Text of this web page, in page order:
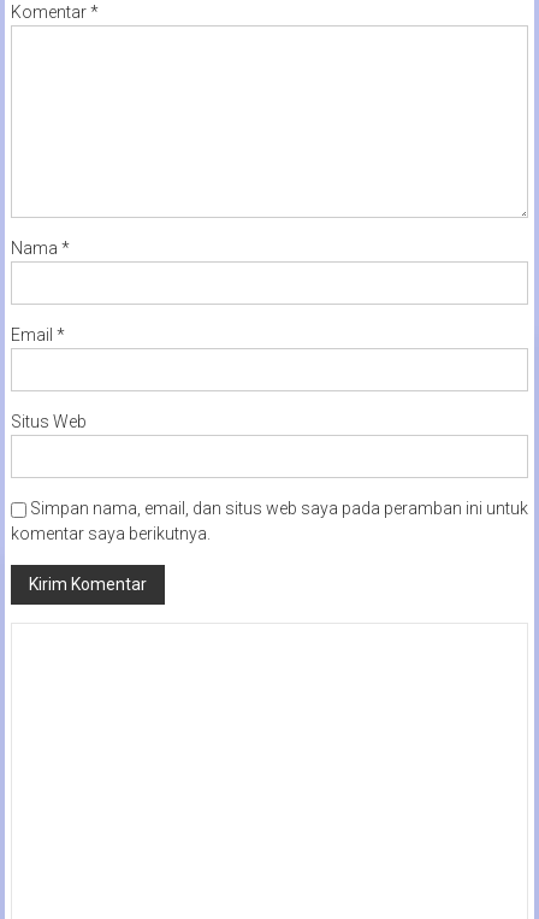
Komentar*
Nama *
Email *
Situs Web
Simpan nama, email, dan situs web saya pada peramban ini untuk
komentar saya berikutnya.